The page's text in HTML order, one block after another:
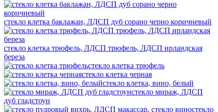
стекло клетка баклажан, ЛДСП дуб сорано черно коричневый
стекло клетка трюфель, ЛДСП трюфель, ЛДСП ирландская
береза
стекло клетка трюфель
стекло клетка черная
стекло клетка, вино, белый
стекло мираж, ЛДСП
дуб гладстоун
стекло